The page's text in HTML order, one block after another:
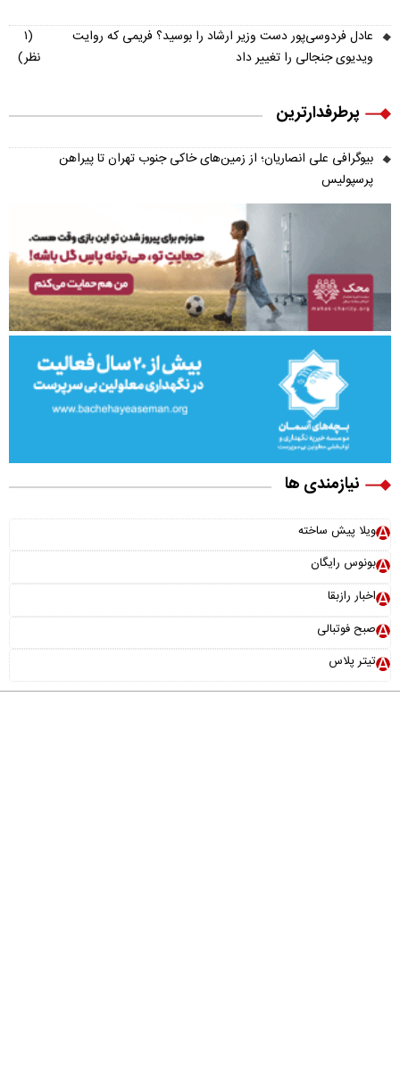
عادل فردوسی‌پور دست وزیر ارشاد را بوسید؟ فریمی که روایت
ویدیوی جنجالی را تغییر داد
(۱
نظر)
پرطرفدارترین
بیوگرافی علی انصاریان؛ از زمین‌های خاکی جنوب تهران تا پیراهن
پرسپولیس
نیازمندی ها
ویلا پیش ساخته
بونوس رایگان
اخبار رازبقا
صبح فوتبالی
تیتر پلاس